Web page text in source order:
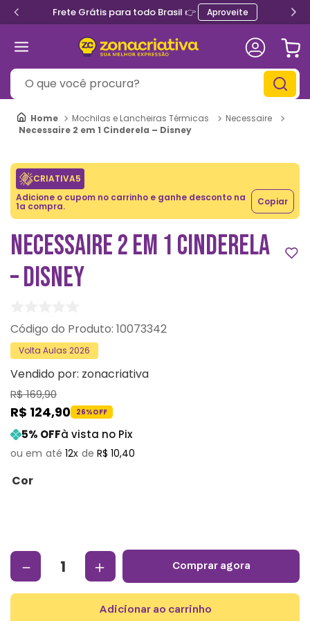
Frete Grátis para todo Brasil 👉 Aproveite
O que você procura?
Mochilas e Lancheiras Térmicas
Necessaire
Necessaire 2 em 1 Cinderela – Disney
CRIATIVA5
Adicione o cupom no carrinho e ganhe desconto na
1a compra. Copiar
NECESSAIRE 2 EM 1 CINDERELA
– DISNEY
: 10073342
Volta Aulas 2026
Vendido por: zonacriativa
R$169,90
R$ 124,90 26%OFF
5% OFFà vista no Pix
12 R$ 10,40
Cor
＋
－ comprar agora
adicionar ao carrinho